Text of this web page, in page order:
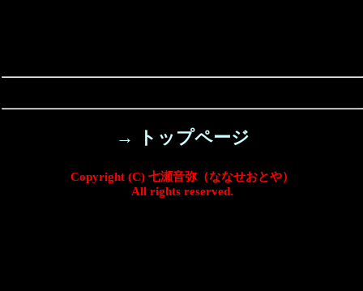
→ トップページ
Copyright (C) 七瀬音弥（ななせおとや）
All rights reserved.